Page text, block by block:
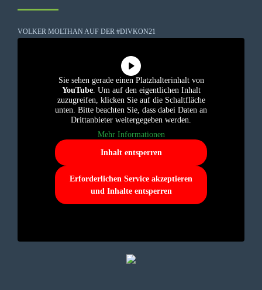
VOLKER MOLTHAN AUF DER #DIVKON21
Sie sehen gerade einen Platzhalterinhalt von
YouTube. Um auf den eigentlichen Inhalt
zuzugreifen, klicken Sie auf die Schaltfläche
unten. Bitte beachten Sie, dass dabei Daten an
Drittanbieter weitergegeben werden.
Mehr Informationen
Inhalt entsperren
Erforderlichen Service akzeptieren
und Inhalte entsperren